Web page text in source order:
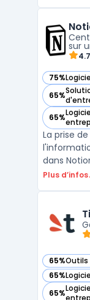
pour la
la ...
sur
4.7
75%
— voir
65%
— voir
65%
— voir
La prise
dans
travail
interface.
Plus d’infos
65%Outils
— voir
65%
— voir
65%
— voir